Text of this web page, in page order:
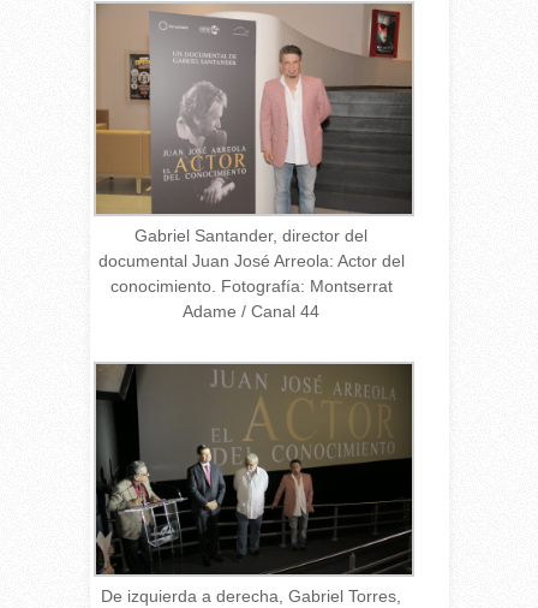
Gabriel Santander, director del
documental Juan José Arreola: Actor del
conocimiento. Fotografía: Montserrat
Adame / Canal 44
De izquierda a derecha, Gabriel Torres,